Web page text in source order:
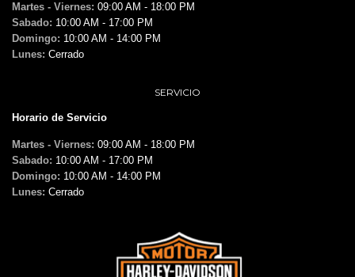
Martes - Viernes: 09:00 AM - 18:00 PM
Sabado: 10:00 AM - 17:00 PM
Domingo: 10:00 AM - 14:00 PM
Lunes: Cerrado
SERVICIO
Horario de Servicio
Martes - Viernes: 09:00 AM - 18:00 PM
Sabado: 10:00 AM - 17:00 PM
Domingo: 10:00 AM - 14:00 PM
Lunes: Cerrado